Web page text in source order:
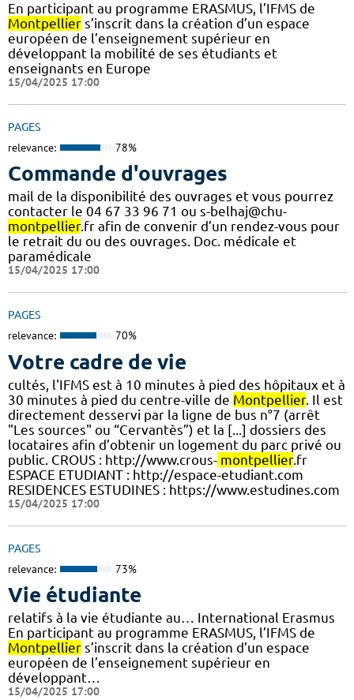
En participant au programme ERASMUS, l’IFMS de
Montpellier s’inscrit dans la création d’un espace
européen de l’enseignement supérieur en
développant la mobilité de ses étudiants et
enseignants en Europe
15/04/2025 17:00
PAGES
relevance: 78%
Commande d'ouvrages
mail de la disponibilité des ouvrages et vous pourrez
contacter le 04 67 33 96 71 ou s-belhaj@chu-
montpellier.fr afin de convenir d’un rendez-vous pour
le retrait du ou des ouvrages. Doc. médicale et
paramédicale
15/04/2025 17:00
PAGES
relevance: 70%
Votre cadre de vie
cultés, l'IFMS est à 10 minutes à pied des hôpitaux et à
30 minutes à pied du centre-ville de Montpellier. Il est
directement desservi par la ligne de bus n°7 (arrêt
"Les sources" ou “Cervantès”) et la [...] dossiers des
locataires afin d’obtenir un logement du parc privé ou
public. CROUS : http://www.crous- montpellier.fr
ESPACE ETUDIANT : http://espace-etudiant.com
RESIDENCES ESTUDINES : https://www.estudines.com
15/04/2025 17:00
PAGES
relevance: 73%
Vie étudiante
relatifs à la vie étudiante au… International Erasmus
En participant au programme ERASMUS, l’IFMS de
Montpellier s’inscrit dans la création d’un espace
européen de l’enseignement supérieur en
développant…
15/04/2025 17:00